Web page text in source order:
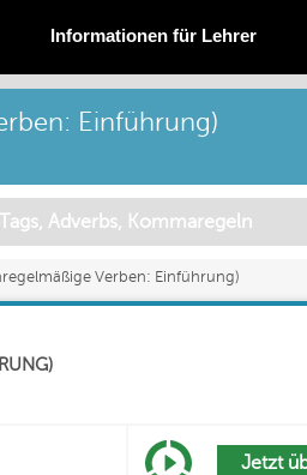
Informationen für Lehrer
Einführung)
Verben: Einführung)
Jetzt